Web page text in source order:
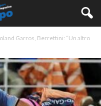
Garros, Berrettini: “Un altro